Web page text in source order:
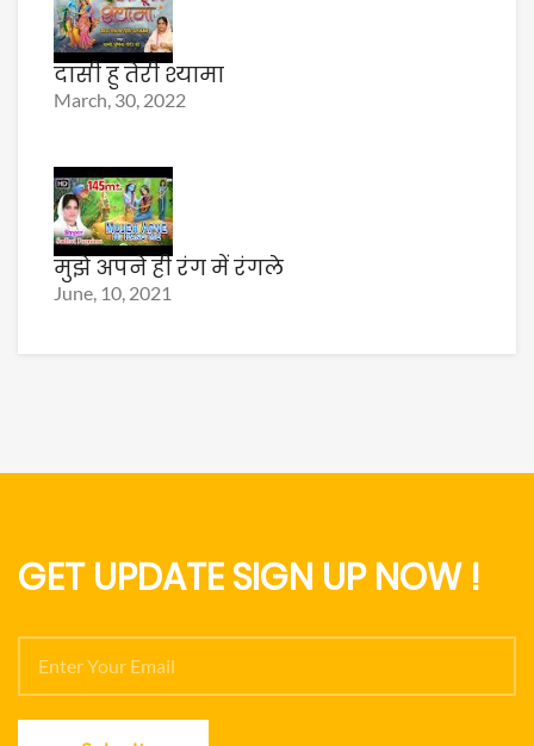
दासी हु तेरी श्यामा
March, 30, 2022
मुझे अपने ही रंग में रंगले
June, 10, 2021
GET UPDATE SIGN UP NOW !